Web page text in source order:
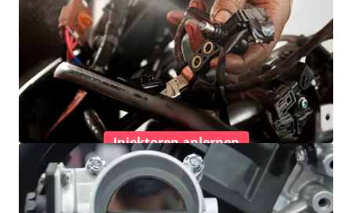
Injektoren anlernen